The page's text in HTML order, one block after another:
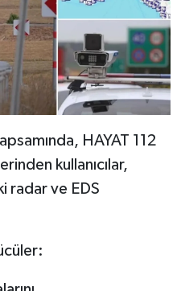
HAYAT 112
kullanıcılar,
radar ve EDS